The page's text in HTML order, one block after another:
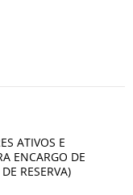
ATIVOS E
ENCARGO DE
RESERVA)